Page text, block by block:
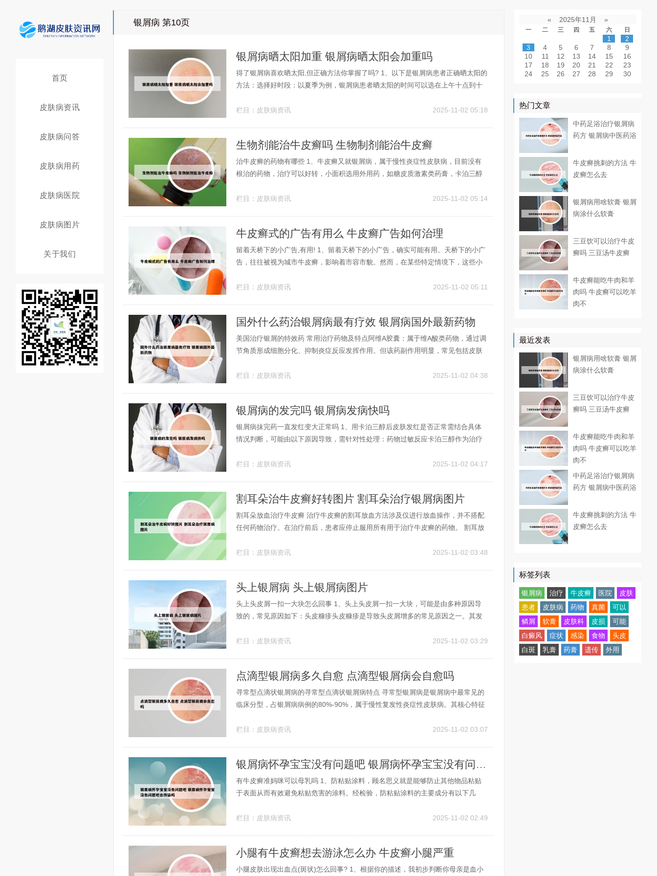
首页
皮肤病资讯
皮肤病问答
皮肤病用药
皮肤病医院
皮肤病图片
关于我们
银屑病 第10页
银屑病晒太阳加重 银屑病晒太阳会加重吗
得了银屑病喜欢晒太阳,但正确方法你掌握了吗? 1、以下是银屑病患者正确晒太阳的
方法：选择好时段：以夏季为例，银屑病患者晒太阳的时间可以选在上午十点到十
免晒伤加重牛皮癣病情。控制好日晒时长：长时间的日晒会导致银屑病患者肌肤枯
栏目： 皮肤病资讯 2025-11-02 05:18
生物剂能治牛皮癣吗 生物制剂能治牛皮癣
治牛皮癣的药物有哪些 1、牛皮癣又就银屑病，属于慢性炎症性皮肤病，目前没有
根治的药物，治疗可以好转，小面积选用外用药，如糖皮质激素类药膏，卡泊三醇
维A酸类等药物。平时饮食注意辛辣食物少吃。2、治疗牛皮癣的药物 治疗牛皮癣的
栏目： 皮肤病资讯 2025-11-02 05:14
牛皮癣式的广告有用么 牛皮癣广告如何治理
留着天桥下的小广告,有用! 1、留着天桥下的小广告，确实可能有用。天桥下的小广
告，往往被视为城市牛皮癣，影响着市容市貌。然而，在某些特定情境下，这些小
在某些紧急情况下，如寻找临时住所、快速维修服务等，天桥下的小广告可能提供
栏目： 皮肤病资讯 2025-11-02 05:11
国外什么药治银屑病最有疗效 银屑病国外最新药物
美国治疗银屑的特效药 常用治疗药物及特点阿维A胶囊：属于维A酸类药物，通过调
节角质形成细胞分化、抑制炎症反应发挥作用。但该药副作用明显，常见包括皮肤
松风险，需严格监测血尿常规及肝肾功能。非甾体类抗炎药此类药物如布洛芬、美
栏目： 皮肤病资讯 2025-11-02 04:38
银屑病的发完吗 银屑病发病快吗
银屑病抹完药一直发红变大正常吗 1、用卡泊三醇后皮肤发红是否正常需结合具体
情况判断，可能由以下原因导致，需针对性处理：药物过敏反应卡泊三醇作为治疗
此类反应通常短暂，但若症状严重（如大面积红肿、呼吸困难）或持续不缓解，需
栏目： 皮肤病资讯 2025-11-02 04:17
割耳朵治牛皮癣好转图片 割耳朵治疗银屑病图片
割耳朵放血治疗牛皮癣 治疗牛皮癣的割耳放血方法涉及仅进行放血操作，并不搭配
任何药物治疗。在治疗前后，患者应停止服用所有用于治疗牛皮癣的药物。 割耳放
和体质而有所不同。中医割耳放血治疗牛皮癣的方法存在争议。虽然这种方法可以
栏目： 皮肤病资讯 2025-11-02 03:48
头上银屑病 头上银屑病图片
头上头皮屑一扣一大块怎么回事 1、头上头皮屑一扣一大块，可能是由多种原因导
致的，常见原因如下：头皮糠疹头皮糠疹是导致头皮屑增多的常见原因之一。其发
激头皮，破坏角质层细胞的正常代谢，导致细胞异常脱落，形成大量头皮屑。2、头
栏目： 皮肤病资讯 2025-11-02 03:29
点滴型银屑病多久自愈 点滴型银屑病会自愈吗
寻常型点滴状银屑病的寻常型点滴状银屑病特点 寻常型银屑病是银屑病中最常见的
临床分型，占银屑病病例的80%-90%，属于慢性复发性炎症性皮肤病。其核心特征
应。临床表现分为两型：急性点滴状银屑病：多由链球菌感染（如扁桃体炎、咽
栏目： 皮肤病资讯 2025-11-02 03:07
银屑病怀孕宝宝没有问题吧 银屑病怀孕宝宝没有问题吧会传染吗
有牛皮癣准妈咪可以母乳吗 1、防粘贴涂料，顾名思义就是能够防止其他物品粘贴
于表面从而有效避免粘贴危害的涂料。经检验，防粘贴涂料的主要成分有以下几
患有牛皮癣的妈妈，是可以给孩子喂奶的，即使是哺乳期牛皮癣复发，只要患者不
栏目： 皮肤病资讯 2025-11-02 02:49
小腿有牛皮癣想去游泳怎么办 牛皮癣小腿严重
小腿皮肤出现出血点(斑状)怎么回事? 1、根据你的描述，我初步判断你母亲是血小
« 2025年11月 »
一 二 三 四 五 六 日
1
2
3
4 5 6 7 8
9
10
11 12 13 14 15
16
17
18 19 20 21 22
23
24
25 26 27 28 29 30
热门文章
中药足浴治疗银屑病
药方 银屑病中医药浴
牛皮癣挑刺的方法 牛
皮癣怎么去
银屑病用啥软膏 银屑
病涂什么软膏
三豆饮可以治疗牛皮
癣吗 三豆汤牛皮癣
牛皮癣能吃牛肉和羊
肉吗 牛皮癣可以吃羊
肉不
最近发表
银屑病用啥软膏 银屑
病涂什么软膏
三豆饮可以治疗牛皮
癣吗 三豆汤牛皮癣
牛皮癣能吃牛肉和羊
肉吗 牛皮癣可以吃羊
肉不
中药足浴治疗银屑病
药方 银屑病中医药浴
牛皮癣挑刺的方法 牛
皮癣怎么去
标签列表
银屑病 治疗 牛皮癣 医院
皮肤
患者
皮肤病 药物 真菌
可以
鳞屑
软膏 皮肤科 皮损
可能
白癜风
症状 感染 食物
头皮
白斑
乳膏 药膏 遗传 外用